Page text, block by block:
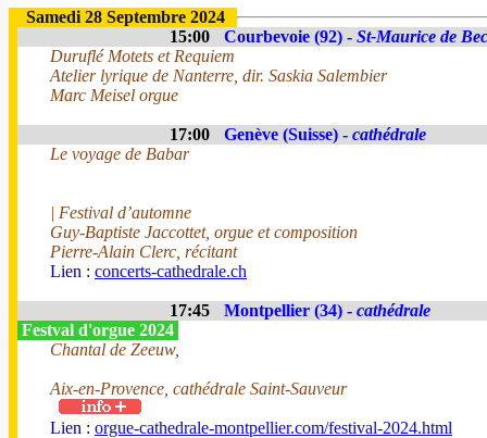
Samedi 28 Septembre 2024
15:00
Courbevoie (92) - St-Maurice de
Duruflé Motets et Requiem
Atelier lyrique de Nanterre, dir. Saskia Salembier
Marc Meisel orgue
17:00 Genève (Suisse) - cathédrale
Le voyage de Babar
| Festival d’automne
Guy-Baptiste Jaccottet, orgue et composition
Pierre-Alain Clerc, récitant
Lien : concerts-cathedrale.ch
17:45 Montpellier (34) - cathédrale
Festval d'orgue 2024
Chantal de Zeeuw,
Aix-en-Provence, cathédrale Saint-Sauveur
Lien : orgue-cathedrale-montpellier.com/festival-2024.html